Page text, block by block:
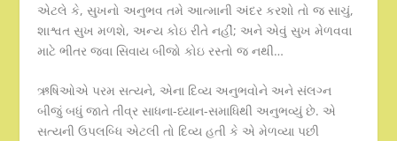
એટલે કે, સુખનો અનુભવ તમે આત્માની અંદર કરશો તો જ સાચું,
શાશ્વત સુખ મળશે, અન્ય કોઇ રીતે નહીં; અને એવું સુખ મેળવવા
માટે ભીતર જવા સિવાય બીજો કોઇ રસ્તો જ નથી…
ઋષિઓએ પરમ સત્યને, એના દિવ્ય અનુભવોને અને સંલગ્ન
બીજું બધું જાતે તીવ્ર સાધના-ધ્યાન-સમાધિથી અનુભવ્યું છે. એ
સત્યની ઉપલબ્ધિ એટલી તો દિવ્ય હતી કે એ મેળવ્યા પછી